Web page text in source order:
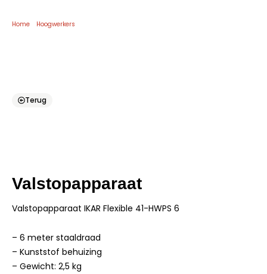
Home Hoogwerkers
Terug
Valstopapparaat
Valstopapparaat IKAR Flexible 41-HWPS 6
– 6 meter staaldraad
– Kunststof behuizing
– Gewicht: 2,5 kg